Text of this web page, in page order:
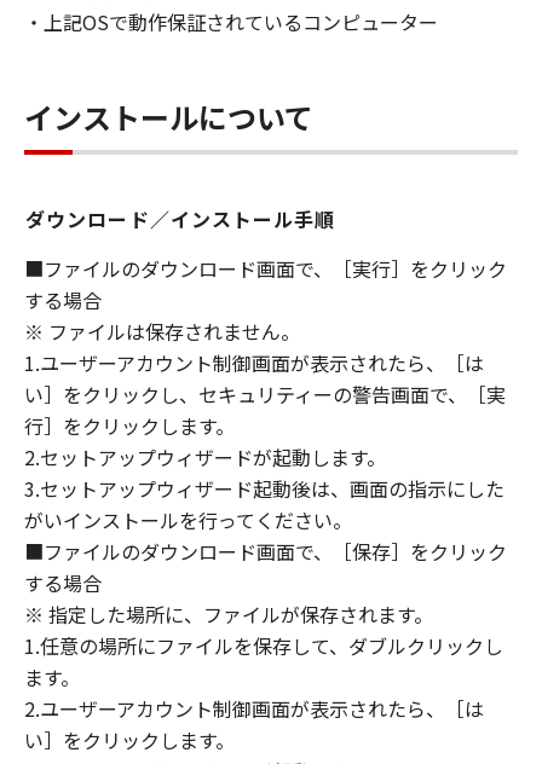
(2) お客様は、「本ソフトウェア」の全部また
ことはできません。また第三者にこのような行
為をさせてはなりません。
お客様は、「本ソフトウェア」に含まれるキヤ
ノンまたはキヤノンのライセンサーの著作権表
示を変更し、除去しもしくは削除してはなりま
せん。
４．所有権
「本ソフトウェア」に係る権原および所有権
は、その内容によりキヤノンまたはキヤノンの
ライセンサーに帰属します。
５．輸出
お客様は、日本国政府または関連する外国政府
より必要な許可等を得ることなしに、「本ソフ
トウェア」の全部または一部を、直接または間
接に輸出してはなりません。
６．サポートおよびアップデート
キヤノン、キヤノンの子会社、関係会社、それ
らの販売代理店および販売店、並びにキヤノン
・上記OSで動作保証されているコンピューター
インストールについて
ダウンロード／インストール手順
■ファイルのダウンロード画面で、［実行］をクリック
する場合
※ ファイルは保存されません。
1.ユーザーアカウント制御画面が表示されたら、［は
い］をクリックし、セキュリティーの警告画面で、［実
行］をクリックします。
2.セットアップウィザードが起動します。
3.セットアップウィザード起動後は、画面の指示にした
がいインストールを行ってください。
■ファイルのダウンロード画面で、［保存］をクリック
する場合
※ 指定した場所に、ファイルが保存されます。
1.任意の場所にファイルを保存して、ダブルクリックし
ます。
2.ユーザーアカウント制御画面が表示されたら、［は
い］をクリックします。